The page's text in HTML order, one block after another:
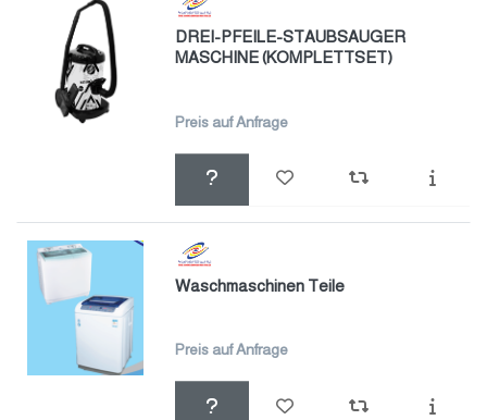
DREI-PFEILE-STAUBSAUGER
MASCHINE (KOMPLETTSET)
Preis auf Anfrage
Waschmaschinen Teile
Preis auf Anfrage